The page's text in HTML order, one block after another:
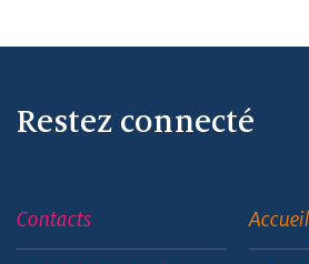
Restez connecté
Contacts